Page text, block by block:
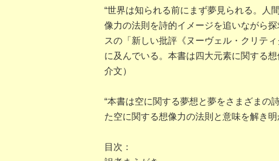
“世界は知られる前にまず夢見られる。人
像力の法則を詩的イメージを追いながら
スの「新しい批評《ヌーヴェル・クリテ
に及んでいる。本書は四大元素に関する
介文）
“本書は空に関する夢想と夢をさまざまの
た空に関する想像力の法則と意味を解き
目次：